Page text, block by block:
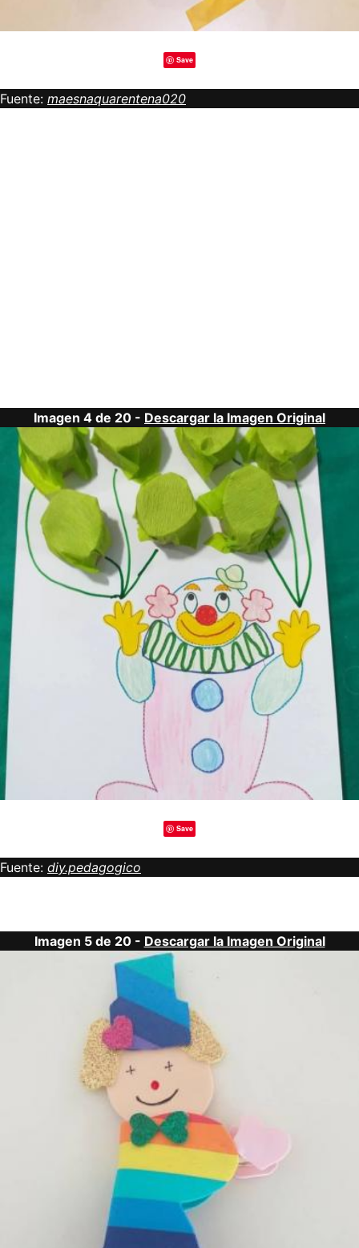
Save
Fuente: maesnaquarentena020
Imagen 4 de 20 - Descargar la Imagen Original
Save
Fuente: diy.pedagogico
Imagen 5 de 20 - Descargar la Imagen Original